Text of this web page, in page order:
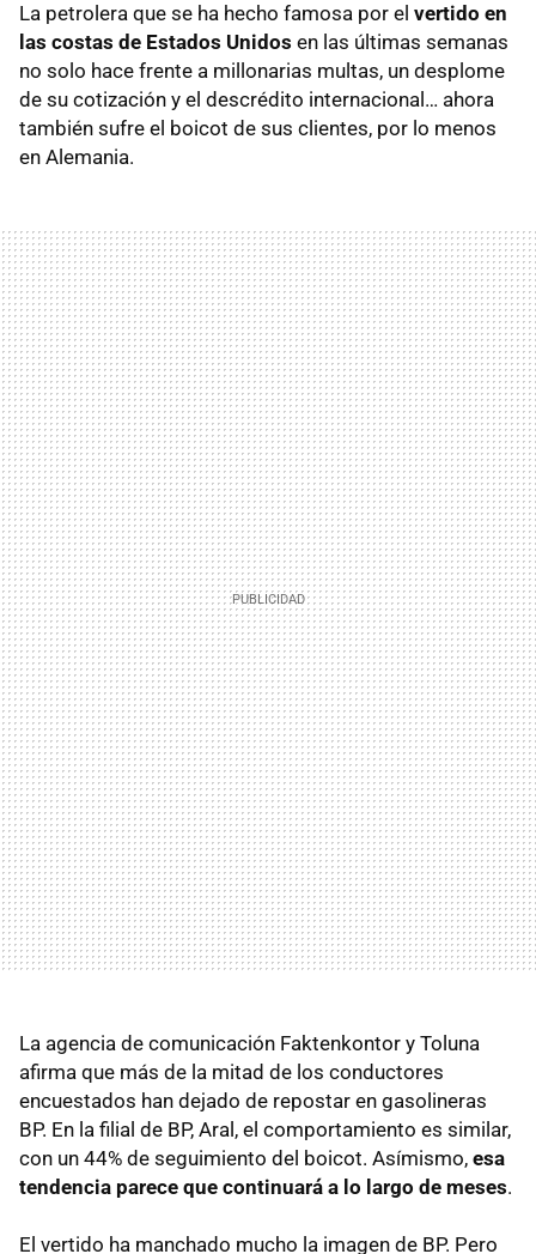
La petrolera que se ha hecho famosa por el vertido en
las costas de Estados Unidos en las últimas semanas
no solo hace frente a millonarias multas, un desplome
de su cotización y el descrédito internacional… ahora
también sufre el boicot de sus clientes, por lo menos
en Alemania.
La agencia de comunicación Faktenkontor y Toluna
afirma que más de la mitad de los conductores
encuestados han dejado de repostar en gasolineras
BP. En la filial de BP, Aral, el comportamiento es similar,
con un 44% de seguimiento del boicot. Asímismo, esa
tendencia parece que continuará a lo largo de meses.
El vertido ha manchado mucho la imagen de BP. Pero